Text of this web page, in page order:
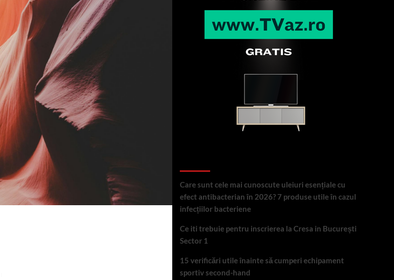
Care sunt cele mai cunoscute uleiuri esențiale cu
efect antibacterian în 2026? 7 produse utile în cazul
infecțiilor bacteriene
Ce iti trebuie pentru inscrierea la Cresa in București
Sector 1
15 verificări utile înainte să cumperi echipament
sportiv second-hand